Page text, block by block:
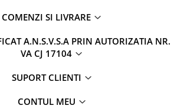
COMENZI SI LIVRARE
A.N.S.V.S.A PRIN AUTORIZATIA NR.
VA CJ 17104
SUPORT CLIENTI
CONTUL MEU